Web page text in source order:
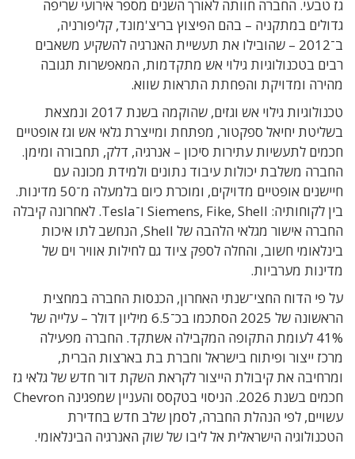
גז טבעי. החברה חוותה לאורך השנים מספר אירועי שריפה
גדולים במתקניה – בהם הפיצוץ בריצ'מונד, קליפורניה,
ב־2012 – שהובילו את תעשיית האנרגיה להשקיע משאבים
רבים בטכנולוגיות גילוי אש מתקדמות, המאפשרות תגובה
מהירה ומדויקת והפחתת התראות שווא.
טכנולוגיות גילוי אש וגזים, שהוקמה בשנת 2017 ונמצאת
בשליטת יחיאל ספקטור, מפתחת ומייצרת גלאי אש וגז אופטיים
חכמים לתעשיות עתירות סיכון – אנרגיה, דלק, תחבורה ומימן.
החברה משלבת יכולות עיבוד נתונים ולמידת מכונה עם
חיישנים אופטיים מדויקים, ומוכרת כיום בלמעלה מ־50 מדינות.
בין לקוחותיה: Siemens, Fike, Shell ו־Tesla. לאחרונה קיבלה
החברה אישור מגלאי הלהבה של Shell, הנחשב לתו איכות
בינלאומי חשוב, והחלה לספק ציוד גם לחילות אוויר וים של
מדינות מערביות.
על פי הדוח החצי־שנתי האחרון, הכנסות החברה במחצית
הראשונה של 2025 הסתכמו בכ־6.5 מיליון דולר – עלייה של
41% לעומת התקופה המקבילה אשתקד. החברה מפעילה
מרכז ייצור ופיתוח בישראל וחברת בת בארצות הברית,
ומרחיבה את קיבולת הייצור לקראת השקת דור חדש של גלאי גז
חכמים בשנת 2026. הניסוי בטקסס והעניין שמפגינה Chevron
עשויים, לפי הנהלת החברה, לסמן שלב חדש בחדירת
הטכנולוגיה הישראלית אל ליבו של שוק האנרגיה הבינלאומי.